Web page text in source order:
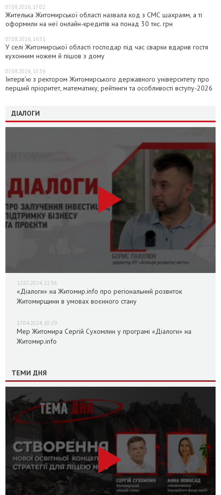
07.08.2026, 17:02
Жителька Житомирської області назвала код з СМС шахраям, а ті
оформили на неї онлайн-кредитів на понад 30 тис. грн
07.08.2026, 16:31
У селі Житомирської області господар під час сварки вдарив гостя
кухонним ножем й пішов з дому
07.08.2026, 15:36
Інтерв’ю з ректором Житомирського державного університету про
перший пріоритет, математику, рейтинги та особливості вступу-2026
ДІАЛОГИ
12.07.2024, 12:36
«Діалоги» на Житомир.info про регіональний розвиток
Житомирщини в умовах воєнного стану
17.04.2024, 10:29
Мер Житомира Сергій Сухомлин у програмі «Діалоги» на
Житомир.info
ТЕМИ ДНЯ